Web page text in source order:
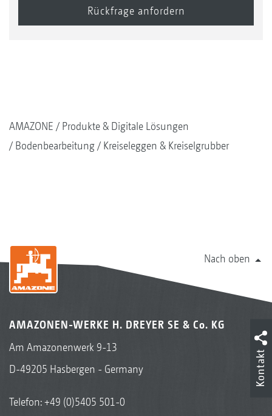
AMAZONE
Produkte & Digitale Lösungen
Bodenbearbeitung
Kreiseleggen & Kreiselgrubber
Nach oben
AMAZONEN-WERKE H. DREYER SE & Co. KG
Am Amazonenwerk 9-13
D-49205 Hasbergen - Germany
Telefon:+49 (0)5405 501-0
Kontakt